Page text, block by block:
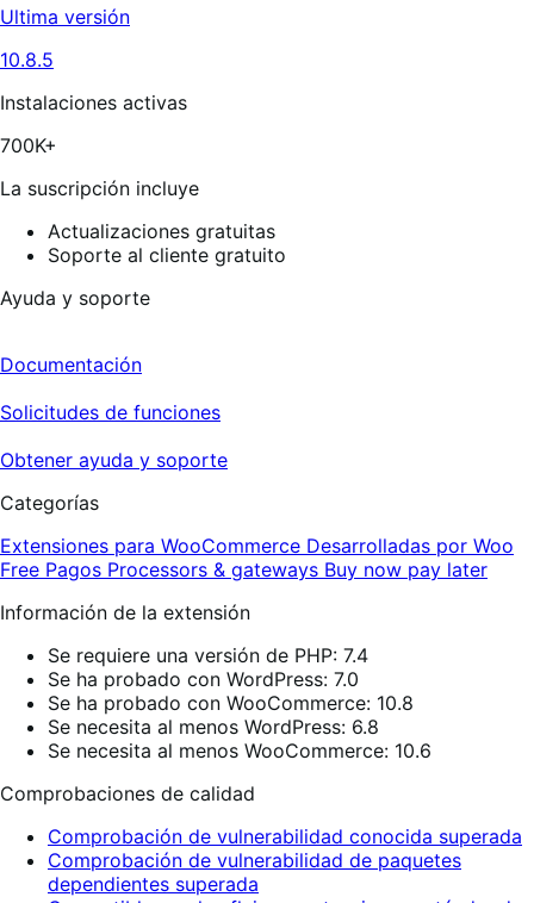
5
51
Ultima versión
10.8.5
Instalaciones activas
700K+
La suscripción incluye
Actualizaciones gratuitas
Soporte al cliente gratuito
Ayuda y soporte
Documentación
Solicitudes de funciones
Obtener ayuda y soporte
Categorías
Extensiones para WooCommerce Desarrolladas por Woo
Free Pagos Processors & gateways Buy now pay later
Información de la extensión
Se requiere una versión de PHP: 7.4
Se ha probado con WordPress: 7.0
Se ha probado con WooCommerce: 10.8
Se necesita al menos WordPress: 6.8
Se necesita al menos WooCommerce: 10.6
Comprobaciones de calidad
Comprobación de vulnerabilidad conocida superada
Comprobación de vulnerabilidad de paquetes
dependientes superada